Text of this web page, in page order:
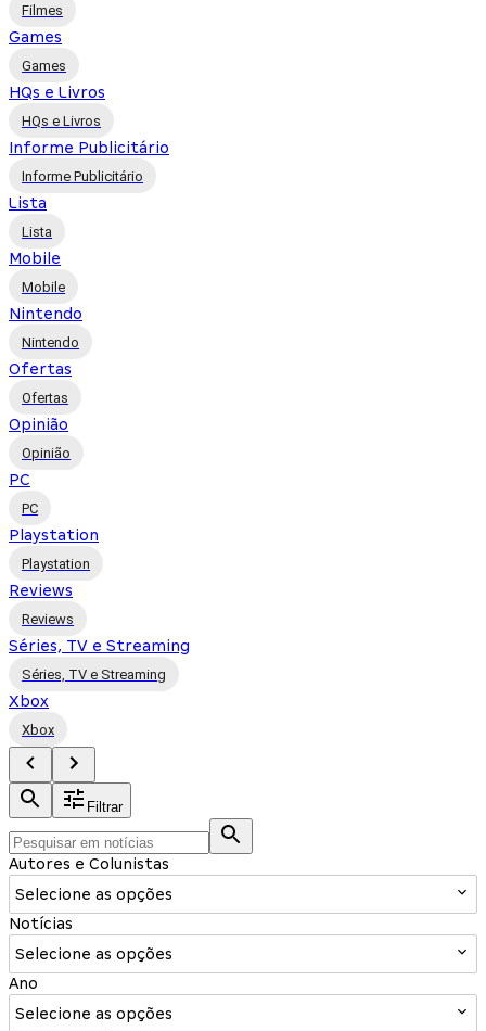
Filmes
Games
Games
HQs e Livros
HQs e Livros
Informe Publicitário
Informe Publicitário
Lista
Lista
Mobile
Mobile
Nintendo
Nintendo
Ofertas
Ofertas
Opinião
Opinião
PC
PC
Playstation
Playstation
Reviews
Reviews
Séries, TV e Streaming
Séries, TV e Streaming
Xbox
Xbox
Filtrar
Autores e Colunistas
Selecione as opções
Notícias
Selecione as opções
Ano
Selecione as opções